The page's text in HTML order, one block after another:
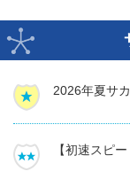
2026年夏サ
【初速スピ